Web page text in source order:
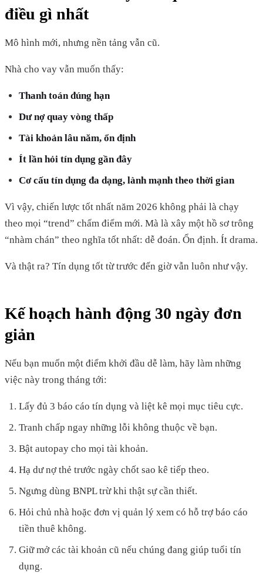
điều gì nhất
Mô hình mới, nhưng nền tảng vẫn cũ.
Nhà cho vay vẫn muốn thấy:
Thanh toán đúng hạn
Dư nợ quay vòng thấp
Tài khoản lâu năm, ổn định
Ít lần hỏi tín dụng gần đây
Cơ cấu tín dụng đa dạng, lành mạnh theo thời gian
Vì vậy, chiến lược tốt nhất năm 2026 không phải là chạy
theo mọi “trend” chấm điểm mới. Mà là xây một hồ sơ trông
“nhàm chán” theo nghĩa tốt nhất: dễ đoán. Ổn định. Ít drama.
Và thật ra? Tín dụng tốt từ trước đến giờ vẫn luôn như vậy.
Kế hoạch hành động 30 ngày đơn
giản
Nếu bạn muốn một điểm khởi đầu dễ làm, hãy làm những
việc này trong tháng tới:
Lấy đủ 3 báo cáo tín dụng và liệt kê mọi mục tiêu cực.
Tranh chấp ngay những lỗi không thuộc về bạn.
Bật autopay cho mọi tài khoản.
Hạ dư nợ thẻ trước ngày chốt sao kê tiếp theo.
Ngưng dùng BNPL trừ khi thật sự cần thiết.
Hỏi chủ nhà hoặc đơn vị quản lý xem có hỗ trợ báo cáo
tiền thuê không.
Giữ mở các tài khoản cũ nếu chúng đang giúp tuổi tín
dụng.